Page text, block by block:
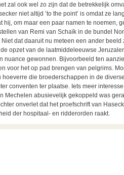
zal ook wel zo zijn dat de betrekkelijk
niet altijd ’to the point’ is omdat ze
hij, om maar een paar namen te noemen,
van Remi van Schaïk in de bundel
dat daaruit nu meteen een ander
opzet van de laatmiddeleeuwse
nuance gewonnen. Bijvoorbeeld ten
voor het op pad brengen van pelgrims.
die broederschappen in de
conventen ter plaatse. Iets meer
Mechelen abusievelijk gekoppeld was
onverlet dat het proefschrift van
der hospitaal- en ridderorden raakt.